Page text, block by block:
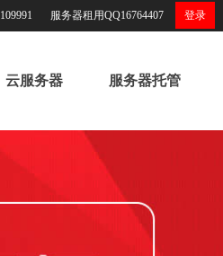
服务器租用QQ16764407 登录
云服务器 服务器托管